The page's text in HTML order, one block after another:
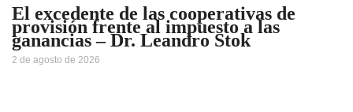
El excedente de las cooperativas de
provisión frente al impuesto a las
ganancias – Dr. Leandro Stok
2 de agosto de 2026